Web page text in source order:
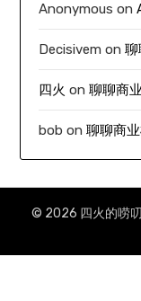
Anonymous on
Decisivem on
四火 on聊聊商
bob on聊聊商
© 2026 四火的唠叨